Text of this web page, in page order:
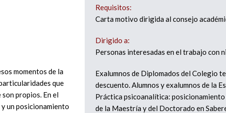
momentos de la
que
propios. En el
un posicionamiento
Requisitos:
Carta motivo dirigida al consejo
Dirigido a:
Personas interesadas en el trabajo con
Exalumnos de Diplomados del Colegio
descuento. Alumnos y exalumnos de la
Práctica psicoanalítica:
de la Maestría y del Doctorado en